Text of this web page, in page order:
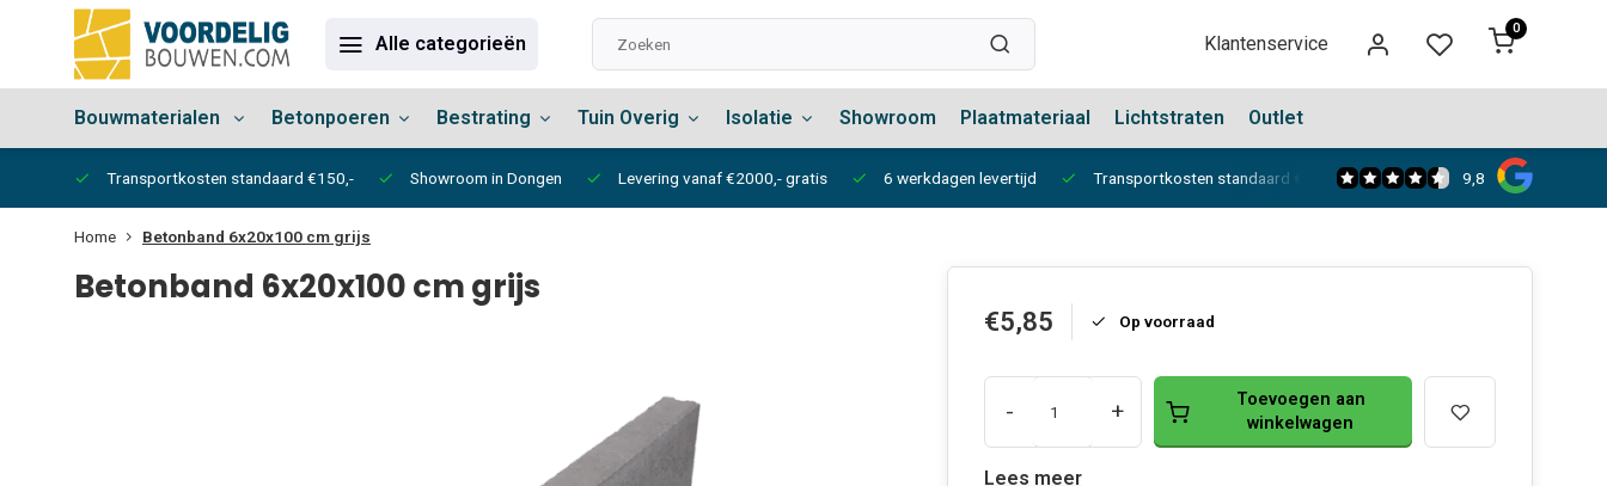
Alle categorieën Klantenservice
0
Bouwmaterialen Betonpoeren Bestrating Tuin Overig Isolatie Showroom Plaatmateriaal Lichtstraten Outlet
Transportkosten standaard €150,- Showroom in Dongen Levering vanaf €2000,- gratis 6 werkdagen levertijd Transportkosten standaard €150,- Showroom in Dongen
9,8
Home Betonband 6x20x100 cm grijs
Betonband 6x20x100 cm grijs
€5,85 Op voorraad
- +
Toevoegen aan
winkelwagen
Lees meer